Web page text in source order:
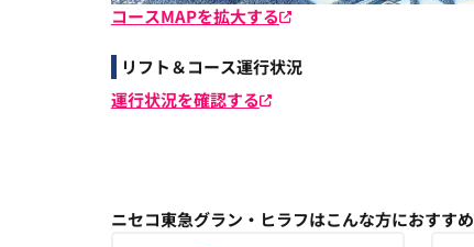
コースMAPを拡大する
リフト＆コース運行状況
運行状況を確認する
ニセコ東急グラン・ヒラフはこんな方におすすめ